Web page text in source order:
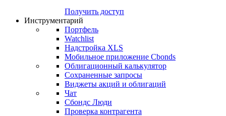
Получить доступ
Инструментарий
Портфель
Watchlist
Надстройка XLS
Мобильное приложение Cbonds
Облигационный калькулятор
Сохраненные запросы
Виджеты акций и облигаций
Чат
Сбондс Люди
Проверка контрагента